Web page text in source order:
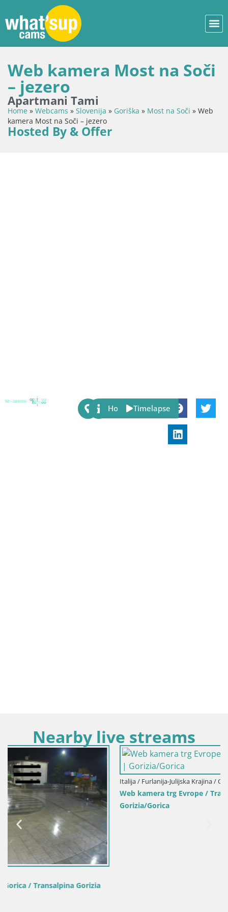
Web kamera Most na Soči
– jezero
Apartmani Tami
Home » Webcams » Slovenija » Goriška » Most na Soči » Web
kamera Most na Soči – jezero
Hosted By & Offer
Share:
Host Timelapse
Nearby live streams
Italija / Furlanija-Julijska Krajina / Gorica
Web kamera trg Evrope / Transalpina – Nova Gorica |
Gorizia/Gorica